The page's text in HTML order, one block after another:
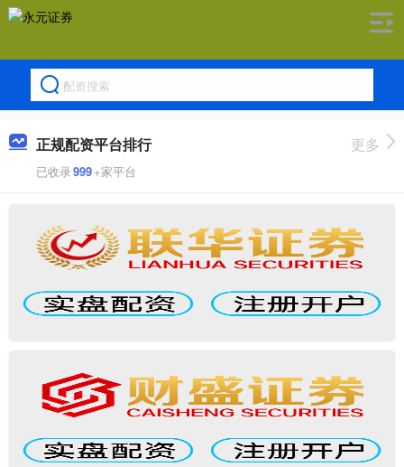
正规配资平台排行
已收录999+家平台
更多